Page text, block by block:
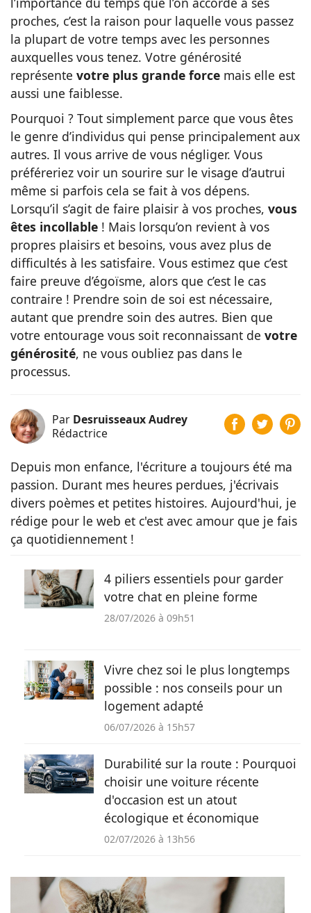
proches, c’est la raison pour laquelle vous passez
la plupart de votre temps avec les personnes
auxquelles vous tenez. Votre générosité
représente votre plus grande force mais elle est
aussi une faiblesse.
Pourquoi ? Tout simplement parce que vous êtes
le genre d’individus qui pense principalement aux
autres. Il vous arrive de vous négliger. Vous
préféreriez voir un sourire sur le visage d’autrui
même si parfois cela se fait à vos dépens.
Lorsqu’il s’agit de faire plaisir à vos proches, vous
êtes incollable ! Mais lorsqu’on revient à vos
propres plaisirs et besoins, vous avez plus de
difficultés à les satisfaire. Vous estimez que c’est
faire preuve d’égoïsme, alors que c’est le cas
contraire ! Prendre soin de soi est nécessaire,
autant que prendre soin des autres. Bien que
votre entourage vous soit reconnaissant de votre
générosité, ne vous oubliez pas dans le
processus.
Par Desruisseaux Audrey
Rédactrice
Depuis mon enfance, l'écriture a toujours été ma
passion. Durant mes heures perdues, j'écrivais
divers poèmes et petites histoires. Aujourd'hui, je
rédige pour le web et c'est avec amour que je fais
ça quotidiennement !
4 piliers essentiels pour garder
votre chat en pleine forme
28/07/2026 à 09h51
Vivre chez soi le plus longtemps
possible : nos conseils pour un
logement adapté
06/07/2026 à 15h57
Durabilité sur la route : Pourquoi
choisir une voiture récente
d'occasion est un atout
écologique et économique
02/07/2026 à 13h56